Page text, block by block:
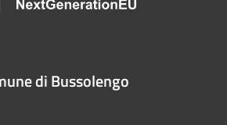
di Bussolengo